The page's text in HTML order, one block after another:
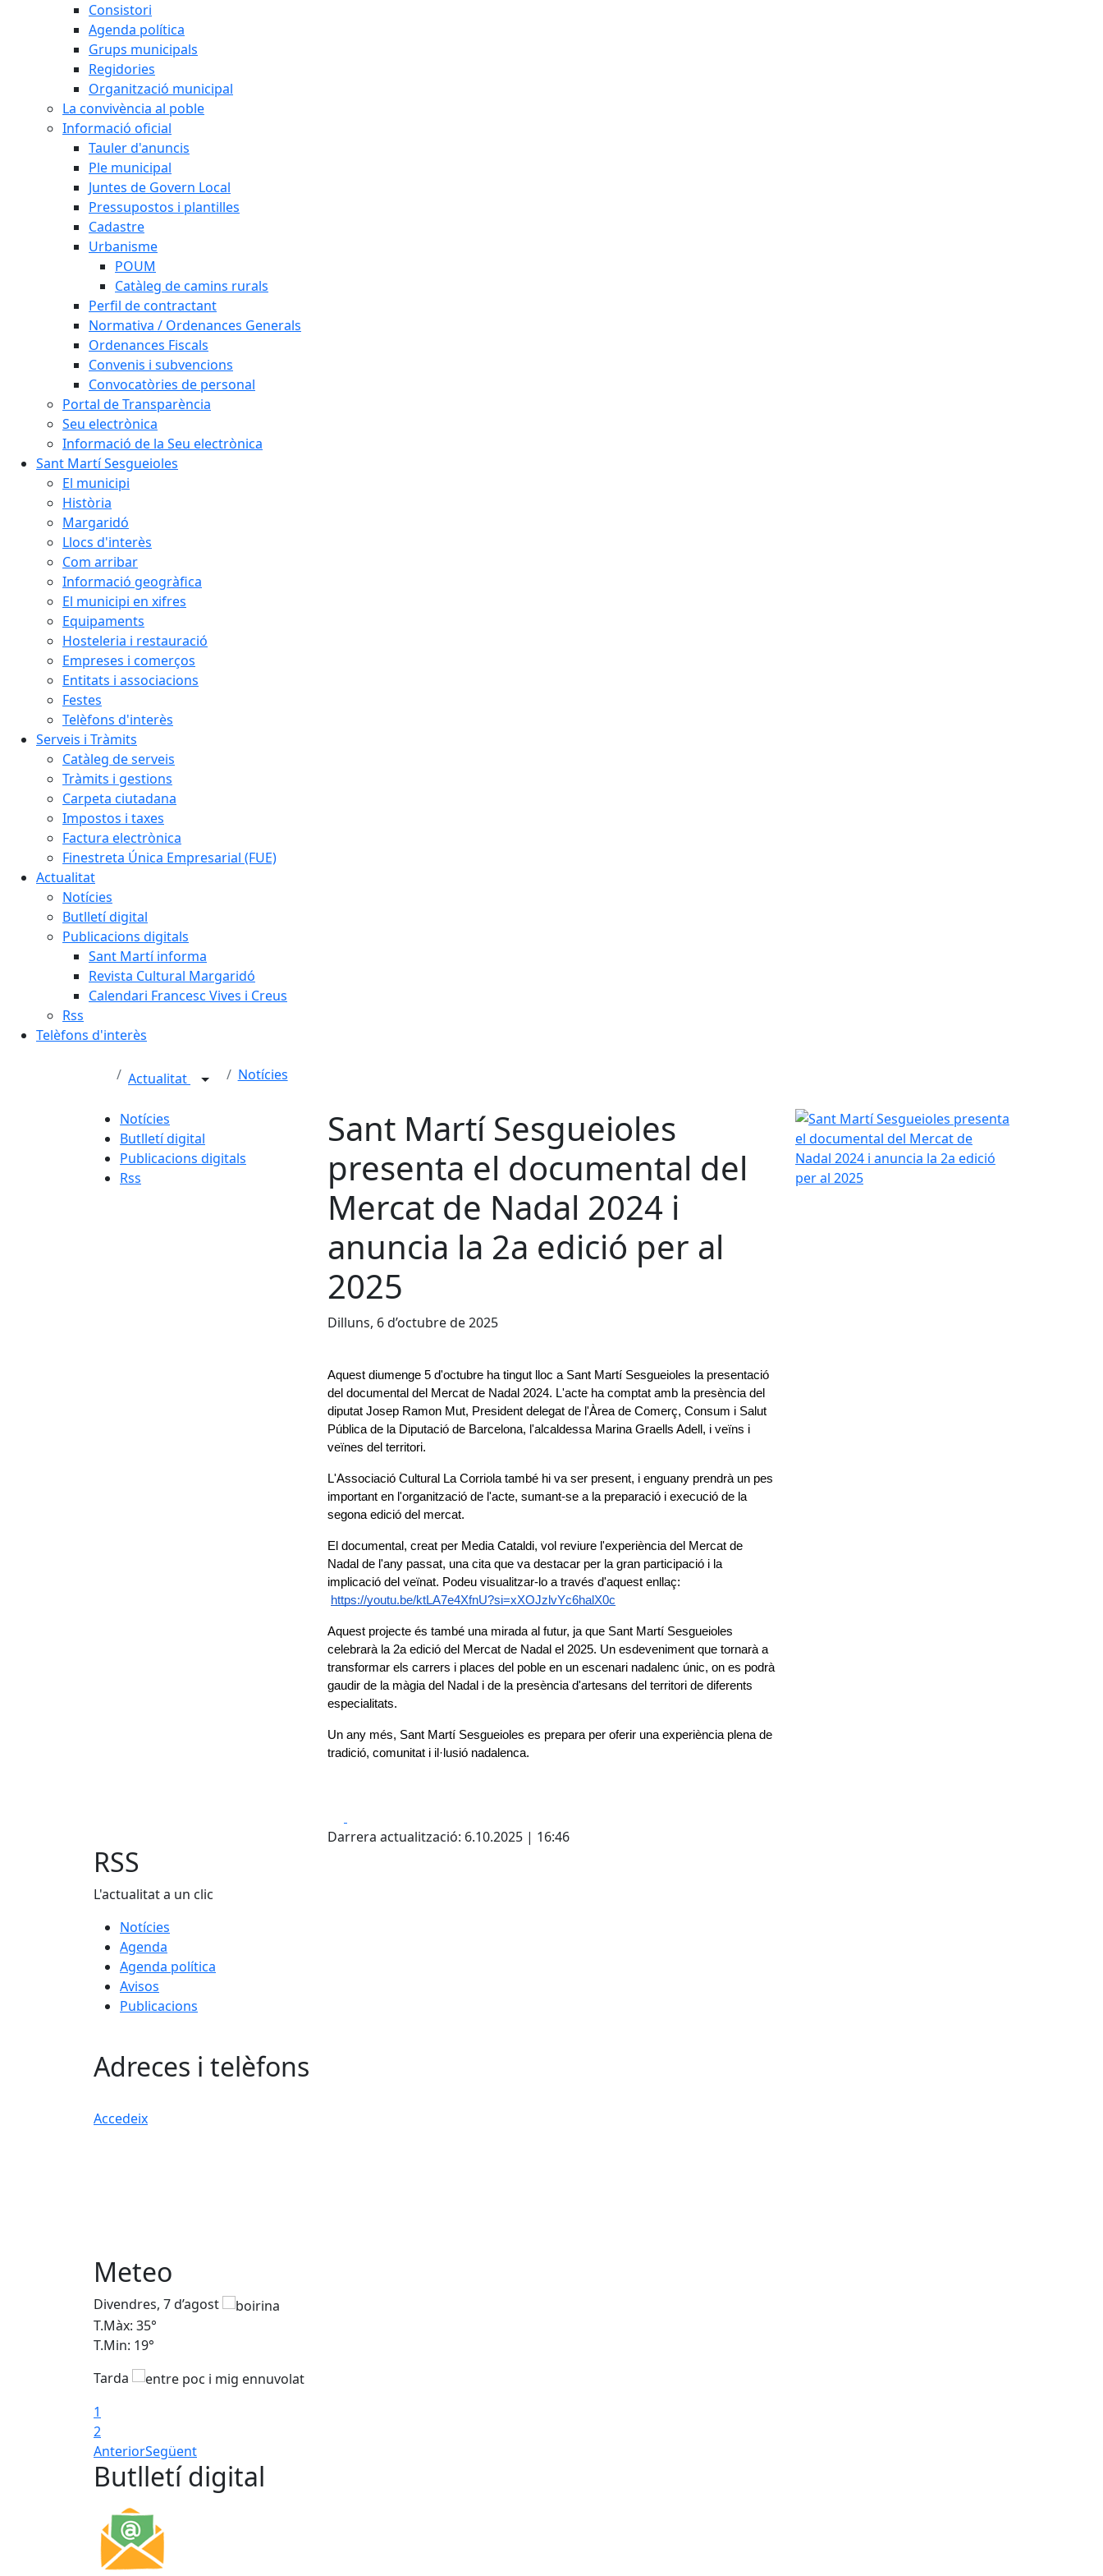
Consistori
Agenda política
Grups municipals
Regidories
Organització municipal
La convivència al poble
Informació oficial
Tauler d'anuncis
Ple municipal
Juntes de Govern Local
Pressupostos i plantilles
Cadastre
Urbanisme
POUM
Catàleg de camins rurals
Perfil de contractant
Normativa / Ordenances Generals
Ordenances Fiscals
Convenis i subvencions
Convocatòries de personal
Portal de Transparència
Seu electrònica
Informació de la Seu electrònica
Sant Martí Sesgueioles
El municipi
Història
Margaridó
Llocs d'interès
Com arribar
Informació geogràfica
El municipi en xifres
Equipaments
Hosteleria i restauració
Empreses i comerços
Entitats i associacions
Festes
Telèfons d'interès
Serveis i Tràmits
Catàleg de serveis
Tràmits i gestions
Carpeta ciutadana
Impostos i taxes
Factura electrònica
Finestreta Única Empresarial (FUE)
Actualitat
Notícies
Butlletí digital
Publicacions digitals
Sant Martí informa
Revista Cultural Margaridó
Calendari Francesc Vives i Creus
Rss
Telèfons d'interès
Actualitat Notícies
Notícies
Butlletí digital
Publicacions digitals
Rss
Sant Martí Sesgueioles
presenta el documental del
Mercat de Nadal 2024 i
anuncia la 2a edició per al
2025
Dilluns, 6 d’octubre de 2025
Aquest diumenge 5 d'octubre ha tingut lloc a Sant Martí Sesgueioles la presentació
del documental del Mercat de Nadal 2024. L'acte ha comptat amb la presència del
diputat Josep Ramon Mut, President delegat de l'Àrea de Comerç, Consum i Salut
Pública de la Diputació de Barcelona, l'alcaldessa Marina Graells Adell, i veïns i
veïnes del territori.
L'Associació Cultural La Corriola també hi va ser present, i enguany prendrà un pes
important en l'organització de l'acte, sumant-se a la preparació i execució de la
segona edició del mercat.
El documental, creat per Media Cataldi, vol reviure l'experiència del Mercat de
Nadal de l'any passat, una cita que va destacar per la gran participació i la
implicació del veïnat. Podeu visualitzar-lo a través d'aquest enllaç:
https://youtu.be/ktLA7e4XfnU?si=xXOJzlvYc6halX0c
Aquest projecte és també una mirada al futur, ja que Sant Martí Sesgueioles
celebrarà la 2a edició del Mercat de Nadal el 2025. Un esdeveniment que tornarà a
transformar els carrers i places del poble en un escenari nadalenc únic, on es podrà
gaudir de la màgia del Nadal i de la presència d'artesans del territori de diferents
especialitats.
Un any més, Sant Martí Sesgueioles es prepara per oferir una experiència plena de
tradició, comunitat i il·lusió nadalenca.
Darrera actualització: 6.10.2025 | 16:46
Sant Martí Sesgueioles presenta el documental
RSS
L'actualitat a un clic
Notícies
Agenda
Agenda política
Avisos
Publicacions
Adreces i telèfons
Accedeix
Meteo
Divendres, 7 d’agost
T.Màx: 35°
T.Min: 19°
Tarda
1
2
AnteriorSegüent
Butlletí digital